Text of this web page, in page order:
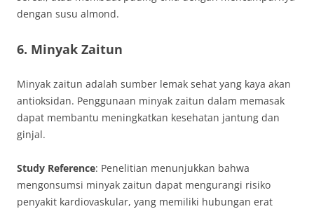
dengan susu almond.
6. Minyak Zaitun
Minyak zaitun adalah sumber lemak sehat yang kaya akan
antioksidan. Penggunaan minyak zaitun dalam memasak
dapat membantu meningkatkan kesehatan jantung dan
ginjal.
Study Reference: Penelitian menunjukkan bahwa
mengonsumsi minyak zaitun dapat mengurangi risiko
penyakit kardiovaskular, yang memiliki hubungan erat